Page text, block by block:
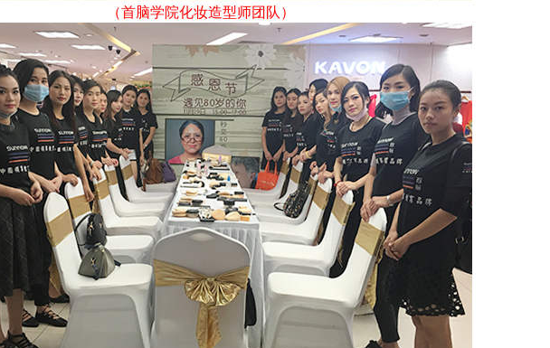
（首脑学院化妆造型师团队）